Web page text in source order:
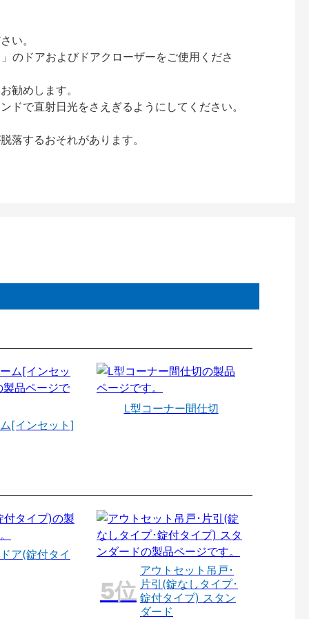
い。
のドアおよびドアクローザーをご使用くださ
勧めします。
で直射日光をさえぎるようにしてください。
するおそれがあります。
[インセット]
L型コーナー間仕切
ア(錠付タイ
アウトセット吊戸･
片引(錠なしタイプ･
錠付タイプ) スタン
ダード